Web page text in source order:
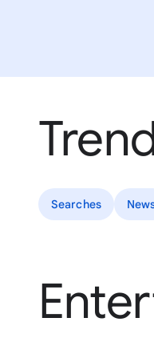
Searches